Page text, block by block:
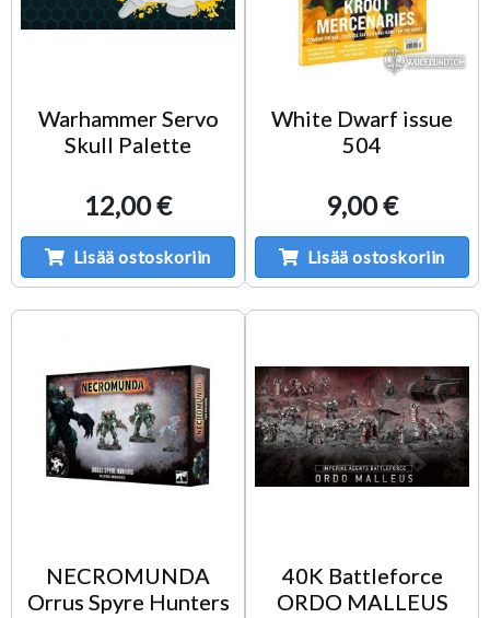
Warhammer Servo
Skull Palette
12,00 €
Lisää ostoskoriin
White Dwarf issue
504
9,00 €
Lisää ostoskoriin
NECROMUNDA
Orrus Spyre Hunters
40K Battleforce
ORDO MALLEUS